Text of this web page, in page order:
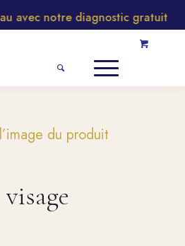
notre diagnostic gratuit